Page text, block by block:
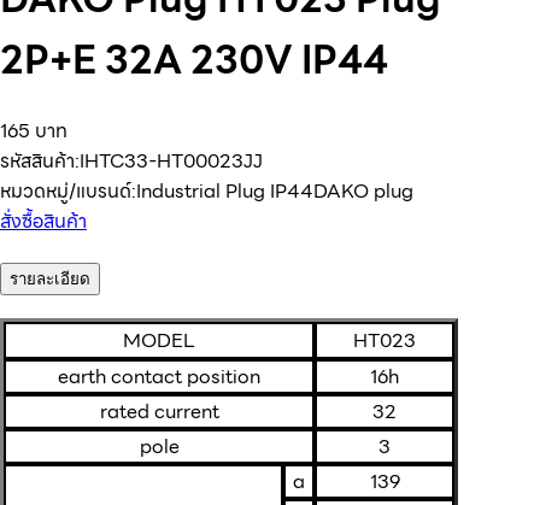
2P+E 32A 230V IP44
165 บาท
รหัสสินค้า:IHTC33-HT00023JJ
หมวดหมู่/แบรนด์:Industrial Plug IP44DAKO plug
สั่งซื้อสินค้า
รายละเอียด
MODEL
HT023
earth contact position
16h
rated current
32
pole
3
a
139